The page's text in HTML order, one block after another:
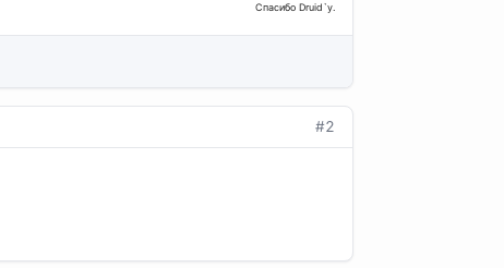
Спасибо Druid`у.
#2